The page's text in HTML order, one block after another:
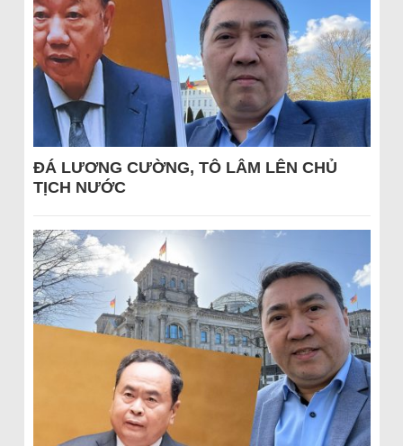
ĐÁ LƯƠNG CƯỜNG, TÔ LÂM LÊN CHỦ
TỊCH NƯỚC